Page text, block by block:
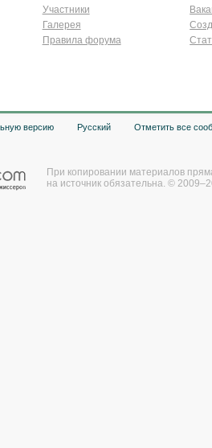
Участники
Галерея
Правила форума
версию Русский Отметить все
При копировании материалов
на источник обязательна. ©